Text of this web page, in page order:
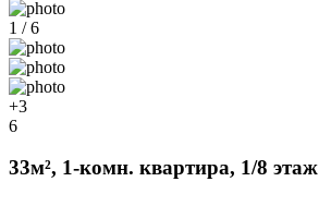
1 / 6
+3
6
33м², 1-комн. квартира, 1/8 этаж